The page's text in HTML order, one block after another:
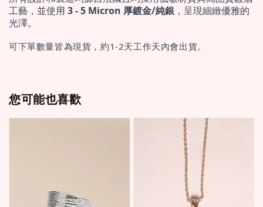
工藝，並使用 3 - 5 Micron 厚鍍金/純銀 ，呈現細緻優雅的
光澤。
可下單數量皆為現貨，約1-2天工作天內會出貨。
您可能也喜歡